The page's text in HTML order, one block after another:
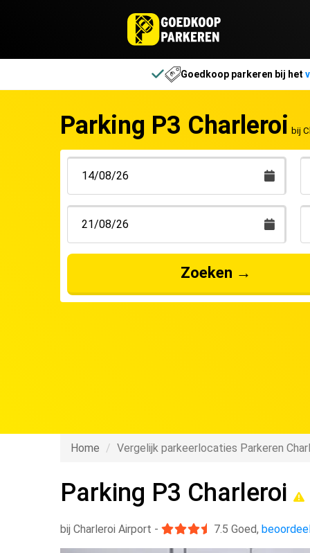
Goedkoop parkeren bij het
Parking P3 Charleroi bij
Zoeken →
Home Vergelijk parkeerlocaties Parkeren
Parking P3 Charleroi
bij Charleroi Airport - 7.5 Goed,